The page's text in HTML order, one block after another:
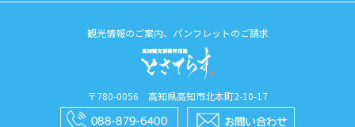
観光情報のご案内、パンフレットのご請求
〒780-0056 高知県高知市北本町2-10-17